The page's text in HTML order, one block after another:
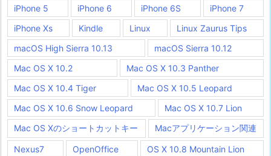
iPhone 5 iPhone 6 iPhone 6S
iPhone 7
iPhone Xs
Kindle Linux
Linux Zaurus Tips
macOS High Sierra 10.13
macOS Sierra 10.12
Mac OS X 10.2
Mac OS X 10.3 Panther
Mac OS X 10.4 Tiger
Mac OS X 10.5 Leopard
Mac OS X 10.6 Snow Leopard
Mac OS X 10.7 Lion
Mac OS Xのショートカットキー
Macアプリケーション関連
Nexus7 OpenOffice
OS X 10.8 Mountain Lion